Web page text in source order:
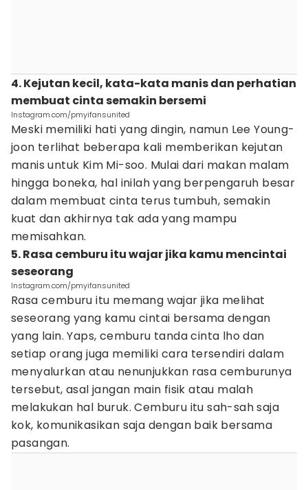
4. Kejutan kecil, kata-kata manis dan perhatian
membuat cinta semakin bersemi
Instagram.com/pmyifansunited
Meski memiliki hati yang dingin, namun Lee Young-
joon terlihat beberapa kali memberikan kejutan
manis untuk Kim Mi-soo. Mulai dari makan malam
hingga boneka, hal inilah yang berpengaruh besar
dalam membuat cinta terus tumbuh, semakin
kuat dan akhirnya tak ada yang mampu
memisahkan.
5. Rasa cemburu itu wajar jika kamu mencintai
seseorang
Instagram.com/pmyifansunited
Rasa cemburu itu memang wajar jika melihat
seseorang yang kamu cintai bersama dengan
yang lain. Yaps, cemburu tanda cinta lho dan
setiap orang juga memiliki cara tersendiri dalam
menyalurkan atau nenunjukkan rasa cemburunya
tersebut, asal jangan main fisik atau malah
melakukan hal buruk. Cemburu itu sah-sah saja
kok, komunikasikan saja dengan baik bersama
pasangan.